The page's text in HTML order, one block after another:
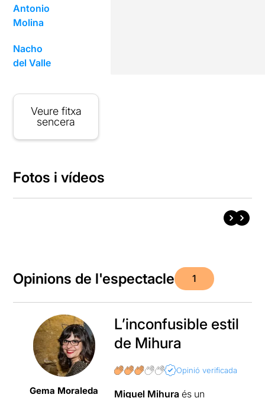
Antonio
Molina
Nacho
del Valle
Veure fitxa
sencera
Fotos i vídeos
Opinions de l'espectacle 1
Gema Moraleda
L’inconfusible estil
de Mihura
Opinió verificada
Miguel Mihura és un